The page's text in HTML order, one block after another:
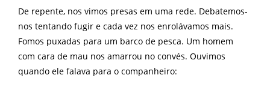
De repente, nos vimos presas em uma rede. Debatemos-
nos tentando fugir e cada vez nos enrolávamos mais.
Fomos puxadas para um barco de pesca. Um homem
com cara de mau nos amarrou no convés. Ouvimos
quando ele falava para o companheiro: